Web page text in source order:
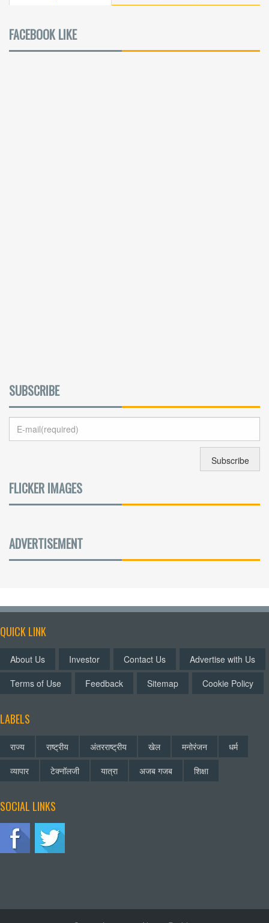
FACEBOOK LIKE
SUBSCRIBE
FLICKER IMAGES
ADVERTISEMENT
QUICK LINK
About Us Investor Contact Us
Advertise with Us
Terms of Use
Feedback Sitemap Cookie Policy
LABELS
राज्य राष्ट्रीय अंतरराष्ट्रीय खेल मनोरंजन
धर्म
व्यापार
टेक्नॉलजी यात्रा अजब गजब शिक्षा
SOCIAL LINKS